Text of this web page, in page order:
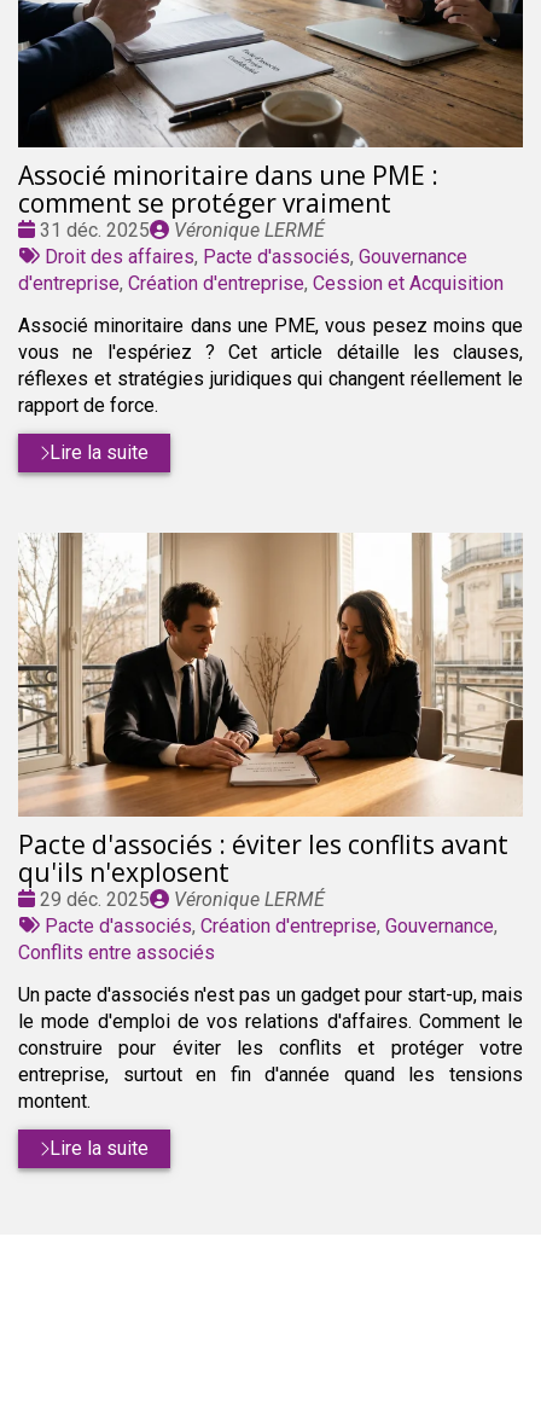
Associé minoritaire dans une PME :
comment se protéger vraiment
Date
:
31 déc. 2025
Publié
par
Véronique LERMÉ
Tags
:
Droit des affaires, Pacte d'associés, Gouvernance
d'entreprise, Création d'entreprise, Cession et Acquisition
Associé minoritaire dans une PME, vous pesez moins que
vous ne l'espériez ? Cet article détaille les clauses,
réflexes et stratégies juridiques qui changent réellement le
rapport de force.
Lire la suite
Pacte d'associés : éviter les conflits avant
qu'ils n'explosent
Date
:
29 déc. 2025
Publié
par
Véronique LERMÉ
Tags
:
Pacte d'associés, Création d'entreprise, Gouvernance,
Conflits entre associés
Un pacte d'associés n'est pas un gadget pour start-up, mais
le mode d'emploi de vos relations d'affaires. Comment le
construire pour éviter les conflits et protéger votre
entreprise, surtout en fin d'année quand les tensions
montent.
Lire la suite